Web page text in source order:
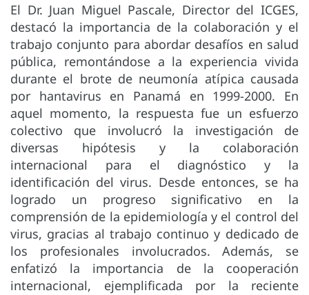
El Dr. Juan Miguel Pascale, Director del ICGES,
destacó la importancia de la colaboración y el
trabajo conjunto para abordar desafíos en salud
pública, remontándose a la experiencia vivida
durante el brote de neumonía atípica causada
por hantavirus en Panamá en 1999-2000. En
aquel momento, la respuesta fue un esfuerzo
colectivo que involucró la investigación de
diversas hipótesis y la colaboración
internacional para el diagnóstico y la
identificación del virus. Desde entonces, se ha
logrado un progreso significativo en la
comprensión de la epidemiología y el control del
virus, gracias al trabajo continuo y dedicado de
los profesionales involucrados. Además, se
enfatizó la importancia de la cooperación
internacional, ejemplificada por la reciente